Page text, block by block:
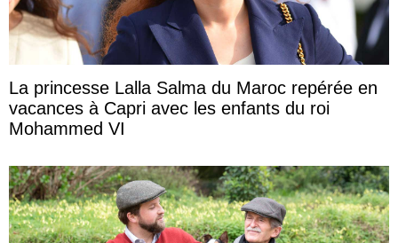
La princesse Lalla Salma du Maroc repérée en
vacances à Capri avec les enfants du roi
Mohammed VI